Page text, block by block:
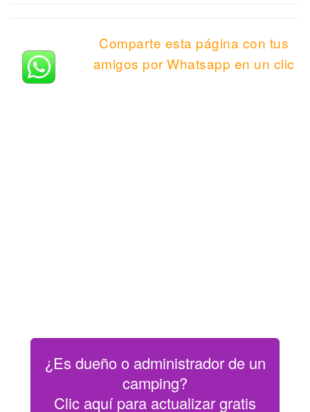
Comparte esta página con tus
amigos por Whatsapp en un clic
¿Es dueño o administrador de un
camping?
Clic aquí para actualizar gratis